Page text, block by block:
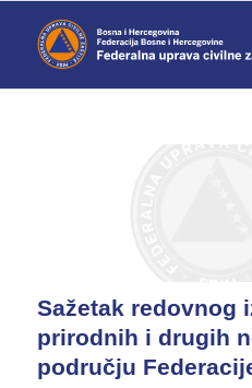
Sažetak redovnog
prirodnih i drugih
području